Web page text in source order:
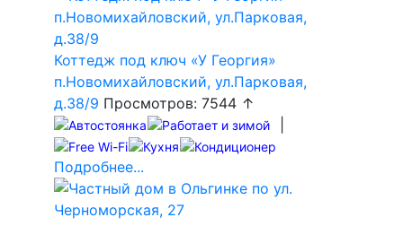
Коттедж под ключ «У Георгия»
п.Новомихайловский, ул.Парковая,
д.38/9 Просмотров: 7544 ↑
Подробнее...